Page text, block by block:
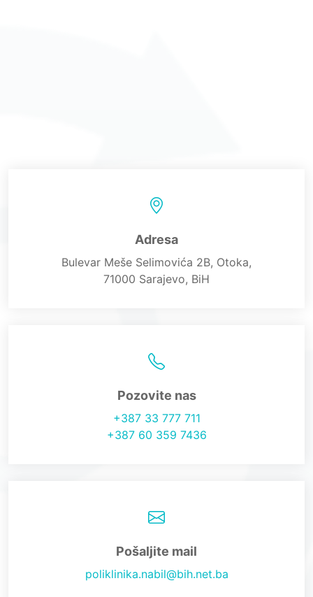
Adresa
Bulevar Meše Selimovića 2B, Otoka,
71000 Sarajevo, BiH
Pozovite nas
+387 33 777 711
+387 60 359 7436
Pošaljite mail
poliklinika.nabil@bih.net.ba